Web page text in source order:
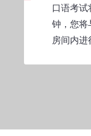
口语考
钟，您将
房间内进